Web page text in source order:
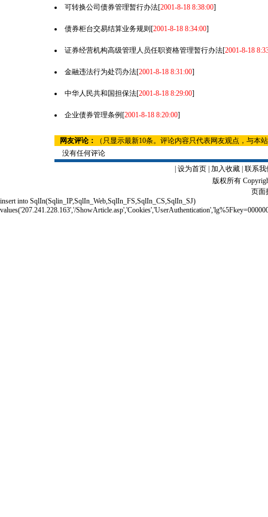
可转换公司债券管理暂行办法[2001-8-18 8:38:00]
债券柜台交易结算业务规则 [2001-8-18 8:34:00]
证券经营机构高级管理人员任职资格管理暂行办法[2001-8-18
金融违法行为处罚办法[2001-8-18 8:31:00]
中华人民共和国担保法[2001-8-18 8:29:00]
企业债券管理条例 [2001-8-18 8:20:00]
网友评论：
（只显示最新10条。评论内容只代表网友观点，与本
没有任何评论
设为首页| 加入收藏| 联系我
版权所有
页面
insert into SqlIn(Sqlin_IP,SqlIn_Web,SqlIn_FS,SqlIn_CS,SqlIn_SJ)
values('207.241.228.163','/